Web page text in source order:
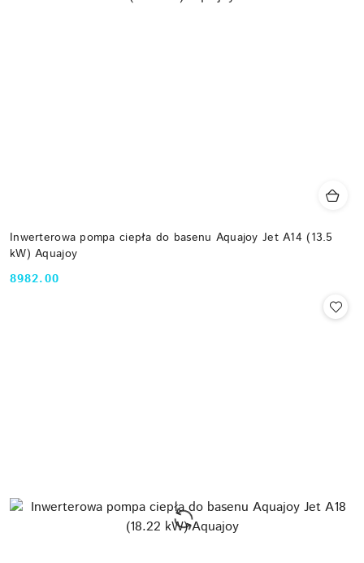
Inwerterowa pompa ciepła do basenu Aquajoy Jet A14 (13.5
kW) Aquajoy
Cena:
8982.00